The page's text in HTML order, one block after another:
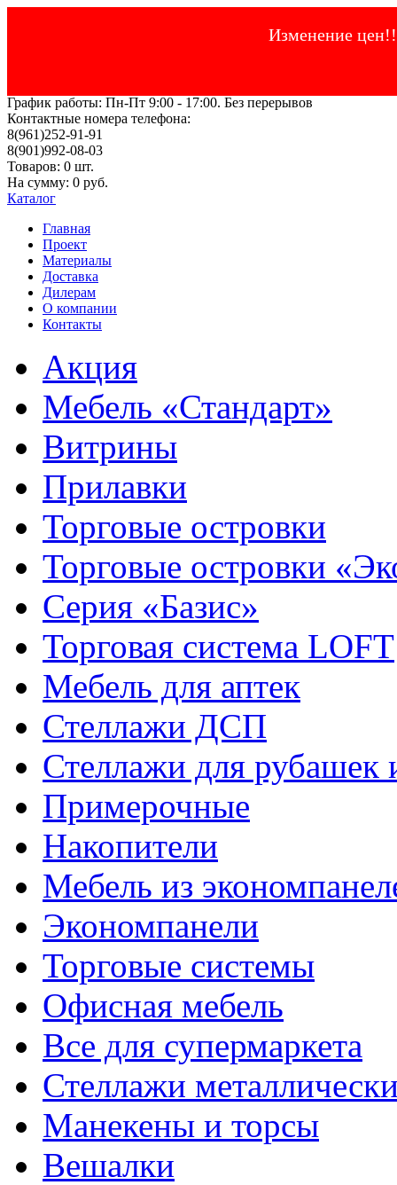
Изменение
График работы: Пн-Пт 9:00 - 17:00. Без перерывов
Контактные номера телефона:
8(961)252-91-91
8(901)992-08-03
Товаров: 0 шт.
На сумму: 0 руб.
Каталог
Главнaя
Проект
Материалы
Доставка
Дилерам
О компании
Контакты
Акция
Мебель «Стандарт»
Витрины
Прилавки
Торговые островки
Торговые островки
Серия «Базис»
Торговая система LOFT
Мебель для аптек
Стеллажи ДСП
Стеллажи для рубашек
Примерочные
Накопители
Мебель из
Экономпанели
Торговые системы
Офисная мебель
Все для супермаркета
Стеллажи
Манекены и торсы
Вешалки